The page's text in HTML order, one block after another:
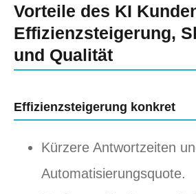
Vorteile des KI
Effizienzsteigerung,
und Qualität
Effizienzsteigerung konkret
Kürzere Antwortzeiten
Automatisierungsquote.